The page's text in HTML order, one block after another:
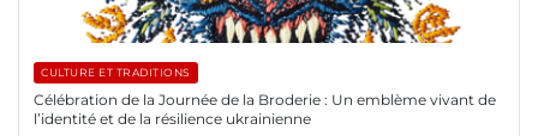
CULTURE ET TRADITIONS
Célébration de la Journée de la Broderie : Un emblème vivant de
l’identité et de la résilience ukrainienne